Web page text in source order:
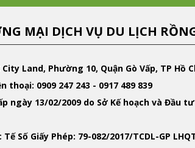
MẠI DỊCH VỤ DU LỊCH
Land, Phường 10, Quận Gò Vấp, TP Hồ
thoại: 0909 247 243 - 0917 489 839
ngày 13/02/2009 do Sở Kế hoạch và Đầu
TếSố Giấy Phép: 79-082/2017/TCDL-GP